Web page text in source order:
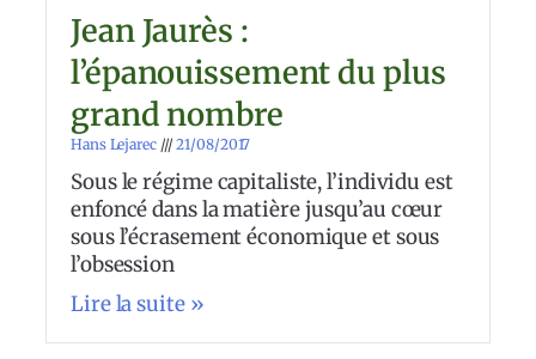
Jean Jaurès :
l’épanouissement du plus
grand nombre
Hans Lejarec 21/08/2017
Sous le régime capitaliste, l’individu est
enfoncé dans la matière jusqu’au cœur
sous l’écrasement économique et sous
l’obsession
Lire la suite »